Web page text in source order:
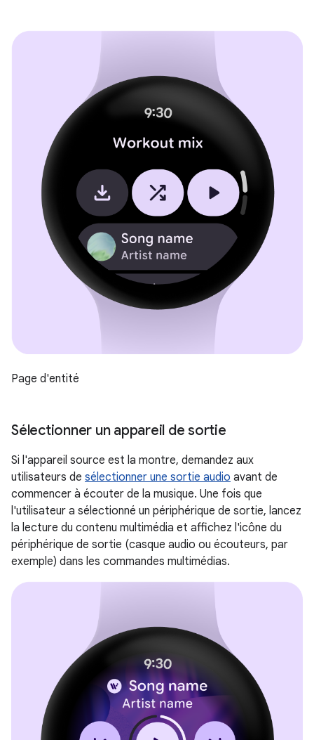
Page d'entité
Sélectionner un appareil de sortie
Si l'appareil source est la montre, demandez aux
utilisateurs de sélectionner une sortie audio avant de
commencer à écouter de la musique. Une fois que
l'utilisateur a sélectionné un périphérique de sortie, lancez
la lecture du contenu multimédia et affichez l'icône du
périphérique de sortie (casque audio ou écouteurs, par
exemple) dans les commandes multimédias.